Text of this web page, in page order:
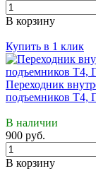
В корзину
Купить в 1 клик
Переходник
подъемников Т4,
В наличии
900 руб.
В корзину